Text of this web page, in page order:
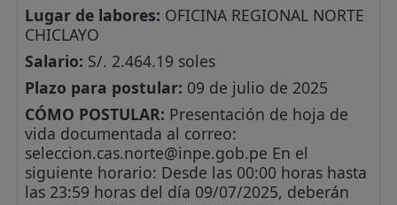
Lugar de labores: OFICINA REGIONAL NORTE
CHICLAYO
Salario: S/. 2.464.19 soles
Plazo para postular: 09 de julio de 2025
CÓMO POSTULAR: Presentación de hoja de
vida documentada al correo:
seleccion.cas.norte@inpe.gob.pe En el
siguiente horario: Desde las 00:00 horas hasta
las 23:59 horas del día 09/07/2025, deberán